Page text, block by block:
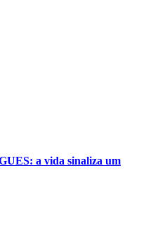
a vida sinaliza um